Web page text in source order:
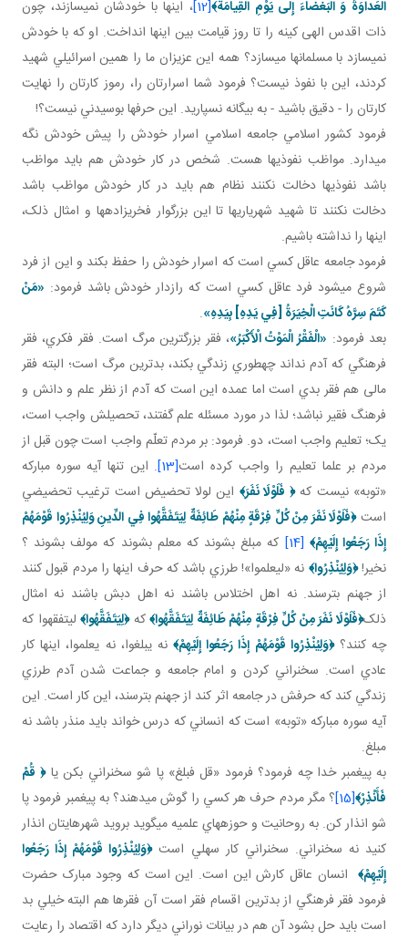
الْعَداوَةَ وَ الْبَغْضاءَ إِلى‏ يَوْمِ الْقِيامَة﴾[12]
، اينها با خودشان نمي سازند، چون
ذات اقدس الهی کينه را تا روز قيامت بين اينها انداخت. او که با خودش
نمي سازد با مسلمان ها مي سازد؟ همه اين عزيزان ما را همين اسرائيلي شهيد
کردند، اين با نفوذ نيست؟ فرمود شما اسرارتان را، رموز کارتان را نهايت
کارتان را - دقيق باشيد - به بيگانه نسپاريد. اين حرف ها بوسيدني نيست؟!
فرمود کشور اسلامي جامعه اسلامي اسرار خودش را پيش خودش نگه
مي دارد. مواظب نفوذي ها هست. شخص در کار خودش هم بايد مواظب
باشد نفوذي ها دخالت نکنند نظام هم بايد در کار خودش مواظب باشد
دخالت نکنند تا شهيد شهرياري ها تا اين بزرگوار فخري زاده ها و امثال ذلک،
اينها را نداشته باشيم.
فرمود جامعه عاقل کسي است که اسرار خودش را حفظ بکند و اين از فرد
شروع مي شود فرد عاقل کسي است که رازدار خودش باشد فرمود: «مَنْ
كَتَمَ سِرَّهُ كَانَتِ الْخِيَرَةُ [فِي يَدِهِ‏] بِيَدِهِ‏».
بعد فرمود: «الْفَقْرُ الْمَوْتُ الْأَكْبَرُ»، فقر بزرگ ترين مرگ است. فقر فکري، فقر
فرهنگي که آدم نداند چه طوري زندگي بکند، بدترين مرگ است؛ البته فقر
مالی هم فقر بدي است اما عمده اين است که آدم از نظر علم و دانش و
فرهنگ فقير نباشد؛ لذا در مورد مسئله علم گفتند، تحصيلش واجب است،
يک؛ تعليم واجب است، دو. فرمود: بر مردم تعلّم واجب است چون قبل از
مردم بر علما تعليم را واجب کرده است[13]
. اين تنها آيه سوره مبارکه
«توبه» نيست که﴿ فَلَوْلَا نَفَرَ﴾ اين لولا تحضيض است ترغيب تحضيضي
است﴿فَلَوْلَا نَفَرَ مِنْ كُلِّ فِرْقَةٍ مِنْهُمْ طَائِفَةٌ لِيَتَفَقَّهُوا فِي الدِّينِوَلِيُنْذِرُوا قَوْمَهُمْ
إِذَا رَجَعُوا إِلَيْهِمْ﴾ [14]
که مبلغ بشوند که معلم بشوند که مولف بشوند ؟
نخير!﴿وَلِيُنْذِرُوا﴾ نه «ليعلموا»! طرزي باشد که حرف اينها را مردم قبول کنند
از جهنم بترسند. نه اهل اختلاس باشند نه اهل دبش باشند نه امثال
ذلک﴿فَلَوْلَا نَفَرَ مِنْ كُلِّ فِرْقَةٍ مِنْهُمْ طَائِفَةٌ لِيَتَفَقَّهُوا﴾که﴿لِيَتَفَقَّهُوا﴾ليتفقهوا که
چه کنند؟﴿وَلِيُنْذِرُوا قَوْمَهُمْ إِذَا رَجَعُوا إِلَيْهِمْ﴾ نه يبلغوا، نه يعلموا، اينها کار
عادي است. سخنراني کردن و امام جامعه و جماعت شدن آدم طرزي
زندگي کند که حرفش در جامعه اثر کند از جهنم بترسند، اين کار است. اين
آيه سوره مبارکه «توبه» است که انساني که درس خواند بايد منذر باشد نه
مبلغ.
به پيغمبر خدا چه فرمود؟ فرمود «قل فبلغ» پا شو سخنراني بکن يا﴿ قُمْ
فَأَنْذِرْ﴾[15]
؟ مگر مردم حرف هر کسي را گوش مي دهند؟ به پيغمبر فرمود پا
شو انذار کن. به روحانيت و حوزه هاي علميه مي گويد برويد شهرهايتان انذار
کنيد نه سخنراني. سخنراني کار سهلي است﴿وَلِيُنْذِرُوا قَوْمَهُمْ إِذَا رَجَعُوا
إِلَيْهِمْ﴾ انسان عاقل کارش اين است. اين است که وجود مبارک حضرت
فرمود فقر فرهنگي از بدترين اقسام فقر است آن فقرها هم البته خيلي بد
است بايد حل بشود آن هم در بيانات نوراني ديگر دارد که اقتصاد را رعايت